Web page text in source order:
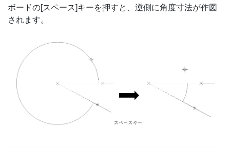
ボードの[スペース]キーを押すと、逆側に角度寸法が作図
されます。